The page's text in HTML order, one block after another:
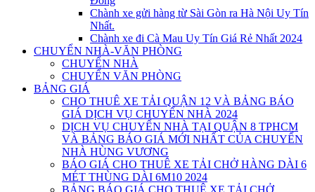
Chành xe gửi hàng từ Sài Gòn ra Hà Nội Uy Tín
Nhất.
Chành xe đi Cà Mau Uy Tín Giá Rẻ Nhất 2024
CHUYỂN NHÀ-VĂN PHÒNG
CHUYỂN NHÀ
CHUYỂN VĂN PHÒNG
BẢNG GIÁ
CHO THUÊ XE TẢI QUẬN 12 VÀ BẢNG BÁO
GIÁ DỊCH VỤ CHUYỂN NHÀ 2024
DỊCH VỤ CHUYỂN NHÀ TẠI QUẬN 8 TPHCM
VÀ BẢNG BÁO GIÁ MỚI NHẤT CỦA CHUYỂN
NHÀ HÙNG VƯƠNG
BÁO GIÁ CHO THUÊ XE TẢI CHỞ HÀNG DÀI 6
MÉT THÙNG DÀI 6M10 2024
BẢNG BÁO GIÁ CHO THUÊ XE TẢI CHỞ